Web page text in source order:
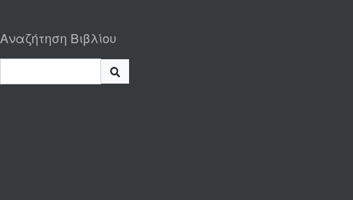
Αναζήτηση Βιβλίου